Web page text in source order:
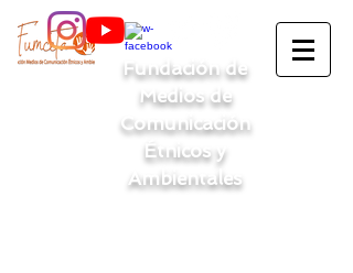
Fundación de
Medios de
Comunicación
Étnicos y
Ambientales